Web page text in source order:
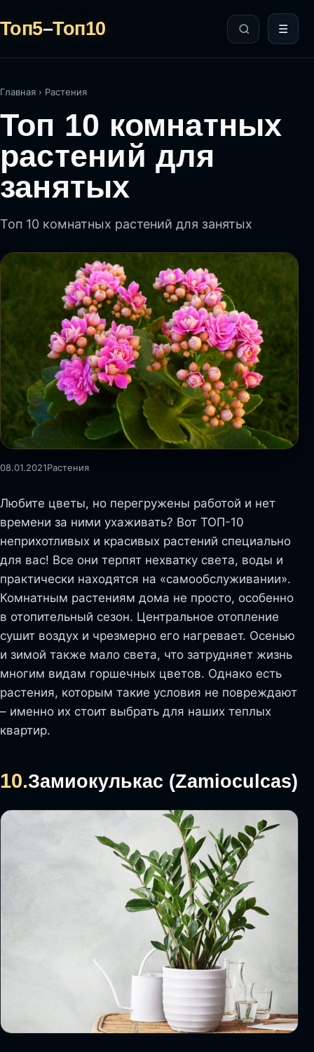
Топ5–Топ10 ☰
Главная › Растения
Топ 10 комнатных
растений для
занятых
Топ 10 комнатных растений для занятых
08.01.2021Растения
Любите цветы, но перегружены работой и нет
времени за ними ухаживать? Вот ТОП-10
неприхотливых и красивых растений специально
для вас! Все они терпят нехватку света, воды и
практически находятся на «самообслуживании».
Комнатным растениям дома не просто, особенно
в отопительный сезон. Центральное отопление
сушит воздух и чрезмерно его нагревает. Осенью
и зимой также мало света, что затрудняет жизнь
многим видам горшечных цветов. Однако есть
растения, которым такие условия не повреждают
– именно их стоит выбрать для наших теплых
квартир.
10.Замиокулькас (Zamioculcas)